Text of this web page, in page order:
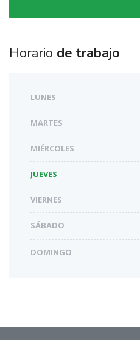
Horario de trabajo
LUNES
MARTES
MIÉRCOLES
JUEVES
VIERNES
SÁBADO
DOMINGO